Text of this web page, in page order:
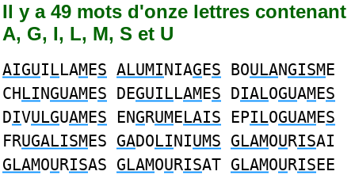
Il y a 49 mots d'onze lettres contenant
A, G, I, L, M, S et U
AIGUILLAMES ALUMINIAGES BOULANGISME
CHLINGUAMES DEGUILLAMES DIALOGUAMES
DIVULGUAMES ENGRUMELAIS EPILOGUAMES
FRUGALISMES GADOLINIUMS GLAMOURISAI
GLAMOURISAS GLAMOURISAT GLAMOURISEE